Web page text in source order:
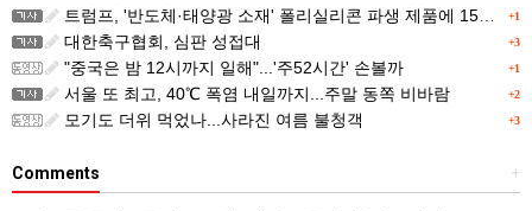
+1
트럼프, '반도체·태양광 소재' 폴리실리콘 파생 제품에 15% 관세...한국 기업도 영향
+3
대한축구협회, 심판 성접대
+1
"중국은 밤 12시까지 일해"...'주52시간' 손볼까
+2
서울 또 최고, 40℃ 폭염 내일까지...주말 동쪽 비바람
+3
모기도 더위 먹었나...사라진 여름 불청객
+
Comments